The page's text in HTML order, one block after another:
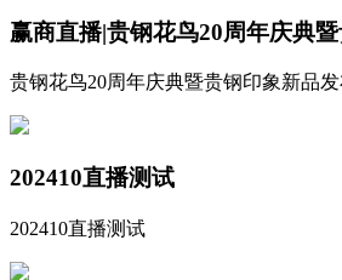
赢商直播|贵钢花鸟20周年庆典
贵钢花鸟20周年庆典暨贵钢印象新品
202410直播测试
202410直播测试